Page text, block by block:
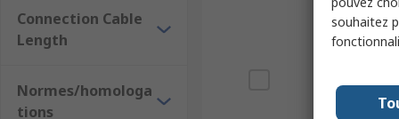
Connection Cable
Length
Normes/homologa
tions
souhaitez